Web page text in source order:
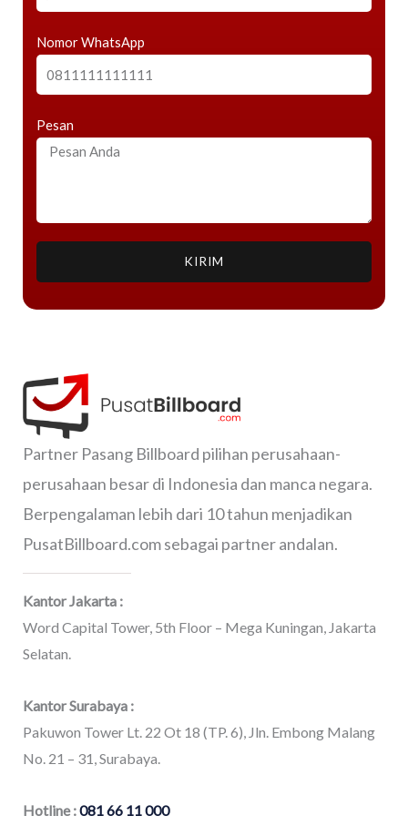
Nomor WhatsApp
Pesan
KIRIM
Partner Pasang Billboard pilihan perusahaan-
perusahaan besar di Indonesia dan manca negara.
Berpengalaman lebih dari 10 tahun menjadikan
PusatBillboard.com sebagai partner andalan.
Kantor Jakarta :
Word Capital Tower, 5th Floor – Mega Kuningan, Jakarta
Selatan.
Kantor Surabaya :
Pakuwon Tower Lt. 22 Ot 18 (TP. 6), Jln. Embong Malang
No. 21 – 31, Surabaya.
Hotline :081 66 11 000